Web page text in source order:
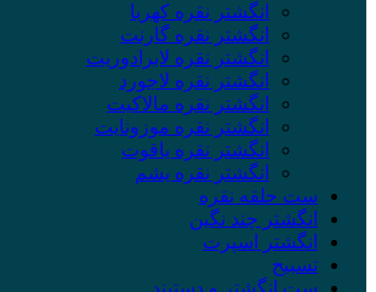
انگشتر نقره کهربا
انگشتر نقره گارنت
انگشتر نقره لابرادوریت
انگشتر نقره لاجورد
انگشتر نقره مالاکیت
انگشتر نقره موزونایت
انگشتر نقره یاقوت
انگشتر نقره یشم
ست حلقه نقره
انگشتر چند نگین
انگشتر اسپرت
تسبیح
ست انگشتر و دستبند